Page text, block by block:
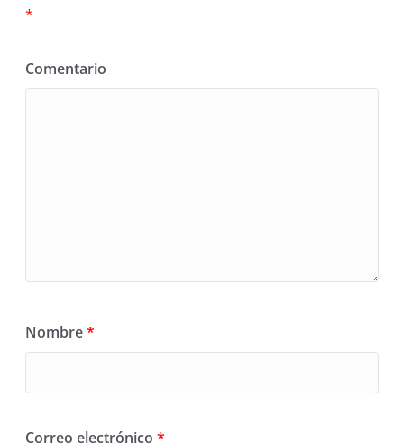
*
Comentario
Nombre*
Correo electrónico*